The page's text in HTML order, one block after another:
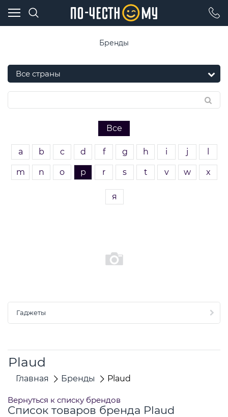
Бренды
Все
a b c d f g h i j
m n o p r s t v w x
я
Гаджеты
Plaud
Главная Бренды Plaud
Вернуться к списку брендов
Список товаров бренда Plaud